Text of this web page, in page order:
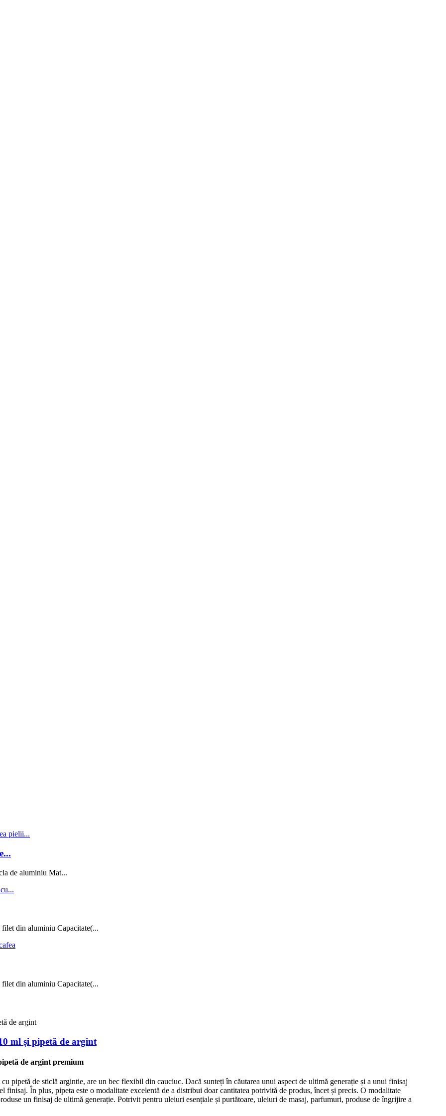
de aluminiu Mat...
din aluminiu Capacitate(...
din aluminiu Capacitate(...
ml și pipetă de argint
de argint premium
pipetă de sticlă argintie, are un bec flexibil din cauciuc. Dacă sunteți în căutarea unui aspect de ultimă generație și a unui finisaj
finisaj. În plus, pipeta este o modalitate excelentă de a distribui doar cantitatea potrivită de produs, încet și precis. O modalitate
un finisaj de ultimă generație. Potrivit pentru uleiuri esențiale și purtătoare, uleiuri de masaj, parfumuri, produse de îngrijire a